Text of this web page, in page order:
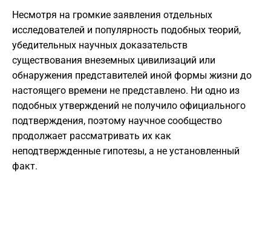
Несмотря на громкие заявления отдельных
исследователей и популярность подобных теорий,
убедительных научных доказательств
существования внеземных цивилизаций или
обнаружения представителей иной формы жизни до
настоящего времени не представлено. Ни одно из
подобных утверждений не получило официального
подтверждения, поэтому научное сообщество
продолжает рассматривать их как
неподтвержденные гипотезы, а не установленный
факт.